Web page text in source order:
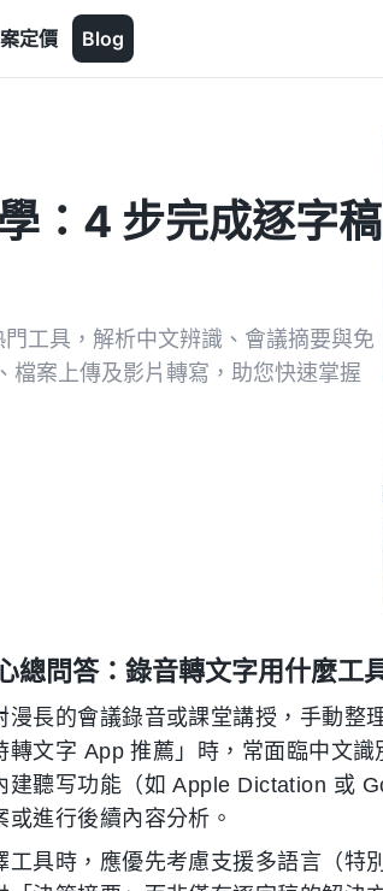
定價 Blog
：4 步完成逐字稿
工具，解析中文辨識、會議摘要與免
案上傳及影片轉寫，助您快速掌握
總問答：錄音轉文字用什麼工
漫長的會議錄音或課堂講授，手動整
轉文字 App 推薦」時，常面臨中文
建聽写功能（如 Apple Dictation 或
或進行後續內容分析。
工具時，應優先考慮支援多語言（特